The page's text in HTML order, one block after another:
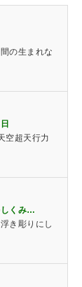
の生まれな
空超天行力
しくみ…
き彫りにし